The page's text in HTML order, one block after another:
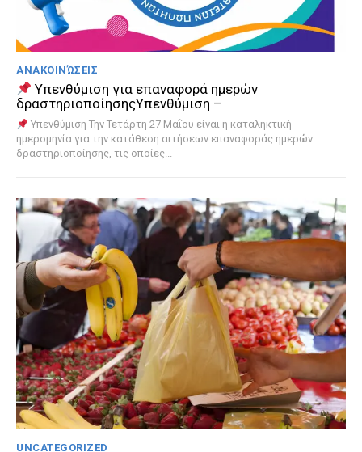
ΑΝΑΚΟΙΝΏΣΕΙΣ
Υπενθύμιση για επαναφορά ημερών
δραστηριοποίησηςΥπενθύμιση –
Υπενθύμιση Την Τετάρτη 27 Μαΐου είναι η καταληκτική
ημερομηνία για την κατάθεση αιτήσεων επαναφοράς ημερών
δραστηριοποίησης, τις οποίες...
UNCATEGORIZED